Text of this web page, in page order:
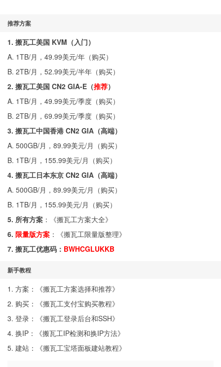
推荐方案
1. 搬瓦工美国 KVM（入门）
A. 1TB/月，49.99美元/年（购买）
B. 2TB/月，52.99美元/半年（购买）
2. 搬瓦工美国 CN2 GIA-E（推荐）
A. 1TB/月，49.99美元/季度（购买）
B. 2TB/月，69.99美元/季度（购买）
3. 搬瓦工中国香港 CN2 GIA（高端）
A. 500GB/月，89.99美元/月（购买）
B. 1TB/月，155.99美元/月（购买）
4. 搬瓦工日本东京 CN2 GIA（高端）
A. 500GB/月，89.99美元/月（购买）
B. 1TB/月，155.99美元/月（购买）
5. 所有方案 ：《搬瓦工方案大全》
6. 限量版方案 ：《搬瓦工限量版整理》
7. 搬瓦工优惠码： BWHCGLUKKB
新手教程
1. 方案：《搬瓦工方案选择和推荐》
2. 购买：《搬瓦工支付宝购买教程》
3. 登录：《搬瓦工登录后台和SSH》
4. 换IP：《搬瓦工IP检测和换IP方法》
5. 建站：《搬瓦工宝塔面板建站教程》